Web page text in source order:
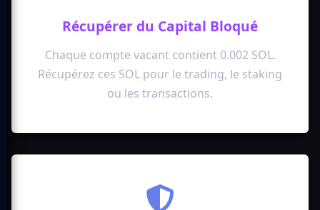
Récupérer du Capital Bloqué
Chaque compte vacant contient 0.002 SOL.
Récupérez ces SOL pour le trading, le staking
ou les transactions.